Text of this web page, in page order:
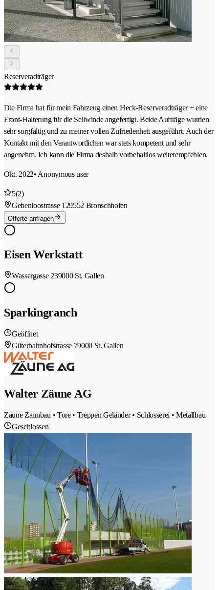
Reserveradträger
Die Firma hat für mein Fahrzeug einen Heck-Reserveradträger + eine
Front-Halterung für die Seilwinde angefertigt. Beide Aufträge wurden
sehr sorgfältig und zu meiner vollen Zufriedenheit ausgeführt. Auch der
Kontakt mit den Verantwortlichen war stets kompetent und sehr
angenehm. Ich kann die Firma deshalb vorbehaltlos weiterempfehlen.
Okt. 2022• Anonymous user
5(2)
Gebenloostrasse 129552 Bronschhofen
Offerte anfragen
Eisen Werkstatt
Wassergasse 239000 St. Gallen
Sparkingranch
Geöffnet
Güterbahnhofstrasse 79000 St. Gallen
Walter Zäune AG
Zäune Zaunbau • Tore • Treppen Geländer • Schlosserei • Metallbau
Geschlossen